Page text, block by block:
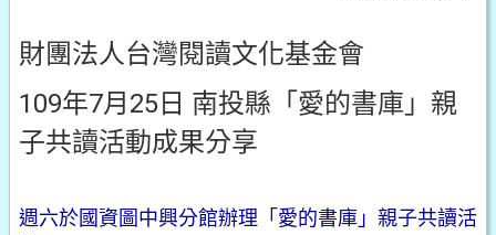
財團法人台灣閱讀文化基金會
109年7月25日 南投縣「愛的書庫」親
子共讀活動成果分享
週六於國資圖中興分館辦理「愛的書庫」親子共讀活